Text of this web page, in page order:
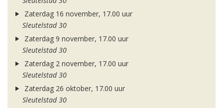
Zaterdag 16 november, 17.00 uur
Sleutelstad 30
Zaterdag 9 november, 17.00 uur
Sleutelstad 30
Zaterdag 2 november, 17.00 uur
Sleutelstad 30
Zaterdag 26 oktober, 17.00 uur
Sleutelstad 30